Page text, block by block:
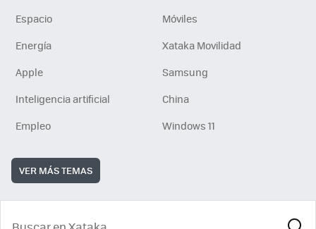
Espacio
Móviles
Energía
Xataka Movilidad
Apple
Samsung
Inteligencia artificial
China
Empleo
Windows 11
VER MÁS TEMAS